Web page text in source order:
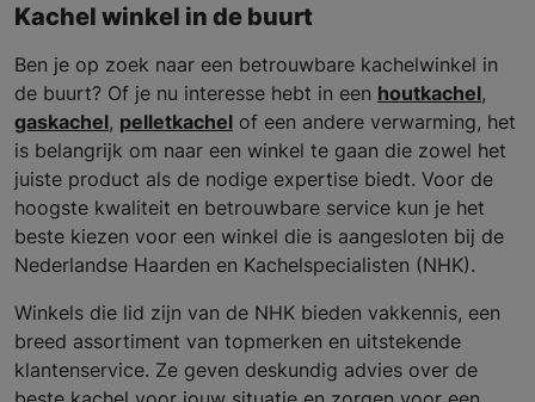
Kachel winkel in de buurt
Ben je op zoek naar een betrouwbare kachelwinkel in
de buurt? Of je nu interesse hebt in een houtkachel,
gaskachel, pelletkachel of een andere verwarming, het
is belangrijk om naar een winkel te gaan die zowel het
juiste product als de nodige expertise biedt. Voor de
hoogste kwaliteit en betrouwbare service kun je het
beste kiezen voor een winkel die is aangesloten bij de
Nederlandse Haarden en Kachelspecialisten (NHK).
Winkels die lid zijn van de NHK bieden vakkennis, een
breed assortiment van topmerken en uitstekende
klantenservice. Ze geven deskundig advies over de